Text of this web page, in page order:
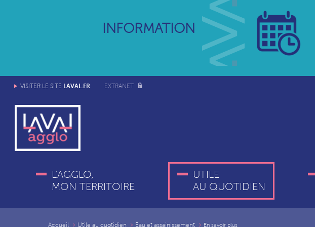
INFORMATION
VISITER LE SITE LAVAL.FR EXTRANET
L'AGGLO,
MON TERRITOIRE
UTILE
AU QUOTIDIEN
Accueil Utile au quotidien Eau et assainissement En savoir plus